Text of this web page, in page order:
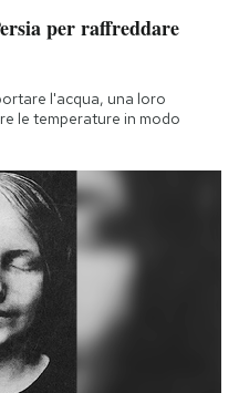
per raffreddare
l'acqua, una loro
le temperature in modo